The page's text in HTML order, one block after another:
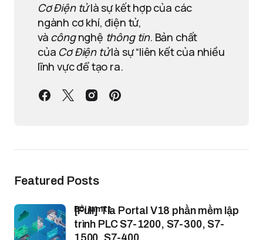
Cơ Điện tửlà sự kết hợp của các
ngành cơ khí, điện tử,
và côngnghệ thông tin. Bản chất
của Cơ Điện tửlà sự “liên kết của nhiều
lĩnh vực để tạo ra.
Featured Posts
[Full] Tia Portal V18 phần mềm lập
trình PLC S7-1200, S7-300, S7-
1500, S7-400
bởi lamtt